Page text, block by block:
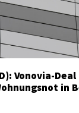
Vonovia-
in